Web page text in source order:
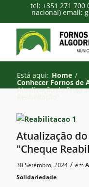
tel: +351 271 700
nacional) email:
Está aqui: Home /
Conhecer Fornos de
Atualização do
Reabilitação"
Atualização
"Cheque
30 Setembro, 2024 / em
Solidariedade